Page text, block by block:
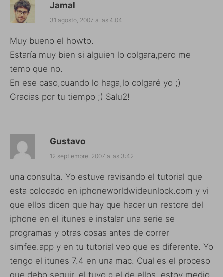
Jamal
31 agosto, 2007 a las 4:04
Muy bueno el howto.
Estaría muy bien si alguien lo colgara,pero me
temo que no.
En ese caso,cuando lo haga,lo colgaré yo ;)
Gracias por tu tiempo ;) Salu2!
Gustavo
12 septiembre, 2007 a las 3:42
una consulta. Yo estuve revisando el tutorial que
esta colocado en iphoneworldwideunlock.com y vi
que ellos dicen que hay que hacer un restore del
iphone en el itunes e instalar una serie se
programas y otras cosas antes de correr
simfee.app y en tu tutorial veo que es diferente. Yo
tengo el itunes 7.4 en una mac. Cual es el proceso
que debo seguir, el tuyo o el de ellos, estoy medio